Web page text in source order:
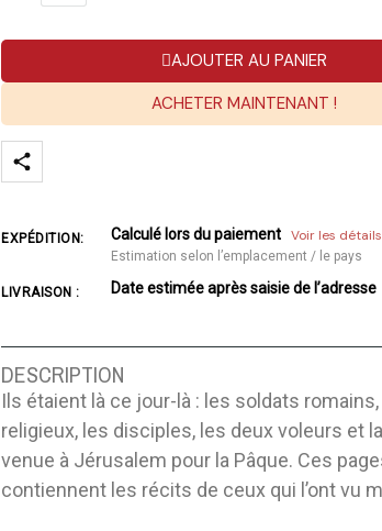
AJOUTER AU PANIER
ACHETER MAINTENANT !
EXPÉDITION: Calculé lors du paiement Voir les détails
Estimation selon l’emplacement / le pays
LIVRAISON : Date estimée après saisie de l’adresse
DESCRIPTION
Ils étaient là ce jour-là : les soldats
religieux, les disciples, les deux voleurs et
venue à Jérusalem pour la Pâque. Ces
contiennent les récits de ceux qui l’ont vu